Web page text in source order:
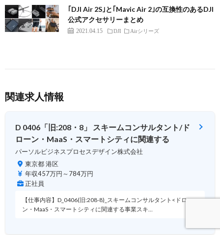
｢DJI Air 2S｣と｢Mavic Air 2｣の互換性のあるDJI
公式アクセサリーまとめ
2021.04.15 DJI Airシリーズ
関連求人情報
D 0406「旧:208・8」 スキームコンサルタント/ド
ローン・MaaS・スマートシティに関連する
パーソルビジネスプロセスデザイン株式会社
東京都 港区
年収457万円～784万円
正社員
【仕事内容】D_0406(旧:208-8)_スキームコンサルタント<ドロー
ン・MaaS・スマートシティに関連する事業スキ…